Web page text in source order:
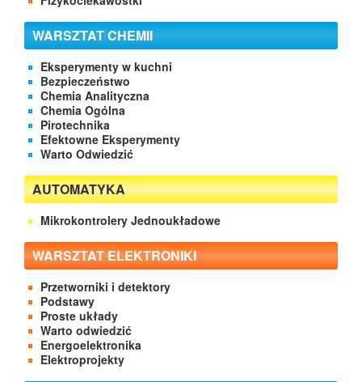
WARSZTAT CHEMII
Eksperymenty w kuchni
Bezpieczeństwo
Chemia Analityczna
Chemia Ogólna
Pirotechnika
Efektowne Eksperymenty
Warto Odwiedzić
AUTOMATYKA
Mikrokontrolery Jednoukładowe
WARSZTAT ELEKTRONIKI
Przetworniki i detektory
Podstawy
Proste układy
Warto odwiedzić
Energoelektronika
Elektroprojekty